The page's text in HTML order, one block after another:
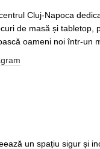
Cluj-Napoca
de masă și
oameni noi într-un
un spațiu sigur și